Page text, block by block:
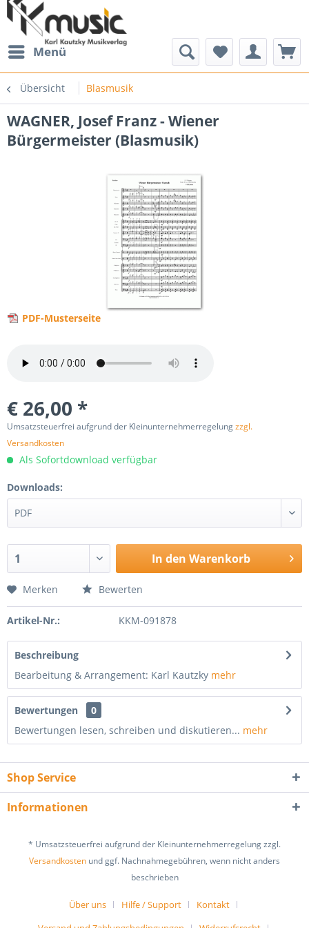
Menü
Übersicht Blasmusik
WAGNER, Josef Franz - Wiener
Bürgermeister (Blasmusik)
PDF-Musterseite
€ 26,00 *
Umsatzsteuerfrei aufgrund der Kleinunternehmerregelungzzgl.
Versandkosten
Als Sofortdownload verfügbar
Downloads:
In den Warenkorb
Merken Bewerten
Artikel-Nr.: KKM-091878
Beschreibung
Bearbeitung & Arrangement: Karl Kautzky mehr
Bewertungen
0
Bewertungen lesen, schreiben und diskutieren... mehr
Shop Service
Informationen
* Umsatzsteuerfrei aufgrund der Kleinunternehmerregelung zzgl.
Versandkosten und ggf. Nachnahmegebühren, wenn nicht anders
beschrieben
Über uns Hilfe / Support
Kontakt